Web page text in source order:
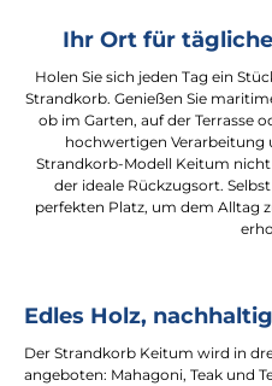
Ihr Ort für
Holen Sie sich jeden Tag ein
Strandkorb. Genießen Sie
ob im Garten, auf der Terrasse
hochwertigen Verarbeitung
Strandkorb-Modell Keitum
der ideale Rückzugsort.
perfekten Platz, um dem Alltag
Edles Holz,
Der Strandkorb Keitum wird in
angeboten: Mahagoni, Teak und